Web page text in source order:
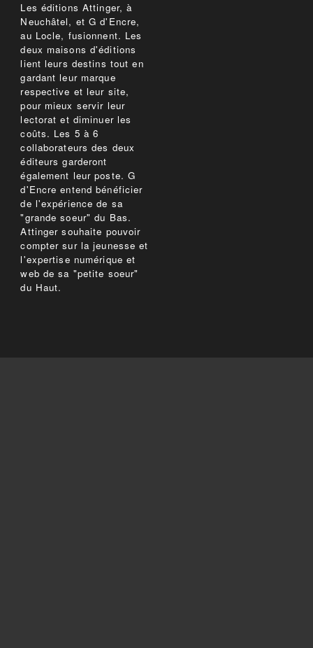
Les éditions Attinger, à
Neuchâtel, et G d'Encre,
au Locle, fusionnent. Les
deux maisons d'éditions
lient leurs destins tout en
gardant leur marque
respective et leur site,
pour mieux servir leur
lectorat et diminuer les
coûts. Les 5 à 6
collaborateurs des deux
éditeurs garderont
également leur poste. G
d'Encre entend bénéficier
de l'expérience de sa
"grande soeur" du Bas.
Attinger souhaite pouvoir
compter sur la jeunesse et
l'expertise numérique et
web de sa "petite soeur"
du Haut.